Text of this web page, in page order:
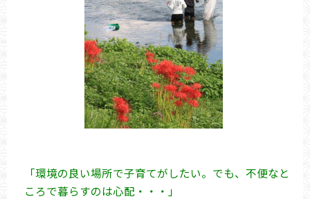
「環境の良い場所で子育てがしたい。でも、不便なと
ころで暮らすのは心配・・・」